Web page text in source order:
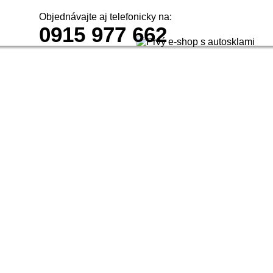
Objednávajte aj telefonicky na:
0915 977 662